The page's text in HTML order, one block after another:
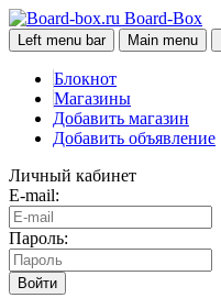
Board-Box
Left menu bar Main menu
Блокнот
Магазины
Добавить магазин
Добавить объявление
Личный кабинет
E-mail:
Пароль:
Войти